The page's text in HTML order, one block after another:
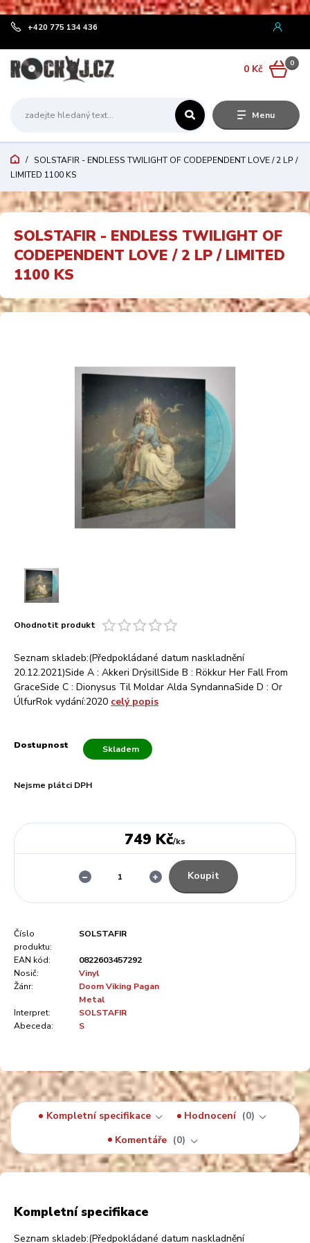
¨
Menu
+420 775 134 436
0
0 Kč
SOLSTAFIR - ENDLESS TWILIGHT OF CODEPENDENT LOVE / 2 LP /
LIMITED 1100 KS
SOLSTAFIR - ENDLESS TWILIGHT OF
CODEPENDENT LOVE / 2 LP / LIMITED
1100 KS
Ohodnotit produkt
Seznam skladeb:(Předpokládané datum naskladnění
20.12.2021)Side A : Akkeri DrýsillSide B : Rökkur Her Fall From
GraceSide C : Dionysus Til Moldar Alda SyndannaSide D : Or
ÚlfurRok vydání:2020 celý popis
Dostupnost Skladem
Nejsme plátci DPH
749 Kč/ks
Koupit
Číslo
produktu:
SOLSTAFIR
EAN kód:
0822603457292
Nosič:
Vinyl
Žánr:
Doom Viking Pagan
Metal
Interpret:
SOLSTAFIR
Abeceda:
S
Kompletní specifikace Hodnocení
0
Komentáře
0
Kompletní specifikace
Seznam skladeb:(Předpokládané datum naskladnění